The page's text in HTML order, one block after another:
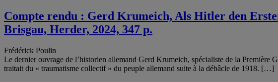
Compte rendu : Gerd Krumeich, Als Hitler den
Brisgau, Herder, 2024, 347 p.
Frédérick Poulin
Le dernier ouvrage de l’historien allemand Gerd Krumeich, spécialiste de la Première
traitait du « traumatisme collectif » du peuple allemand suite à la débâcle de 1918. […]